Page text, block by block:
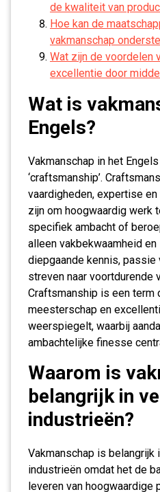
de kwaliteit van
Hoe kan de
vakmanschap
Wat zijn de voordelen
excellentie door
Wat is
Engels?
Vakmanschap in het
‘craftsmanship’.
vaardigheden, expertise
zijn om hoogwaardig werk
specifiek ambacht of
alleen vakbekwaamheid
diepgaande kennis,
streven naar voortdurende
Craftsmanship is een term
meesterschap en
weerspiegelt, waarbij
ambachtelijke finesse
Waarom is
belangrijk in
industrieën?
Vakmanschap is belangrijk
industrieën omdat het de
leveren van hoogwaardige